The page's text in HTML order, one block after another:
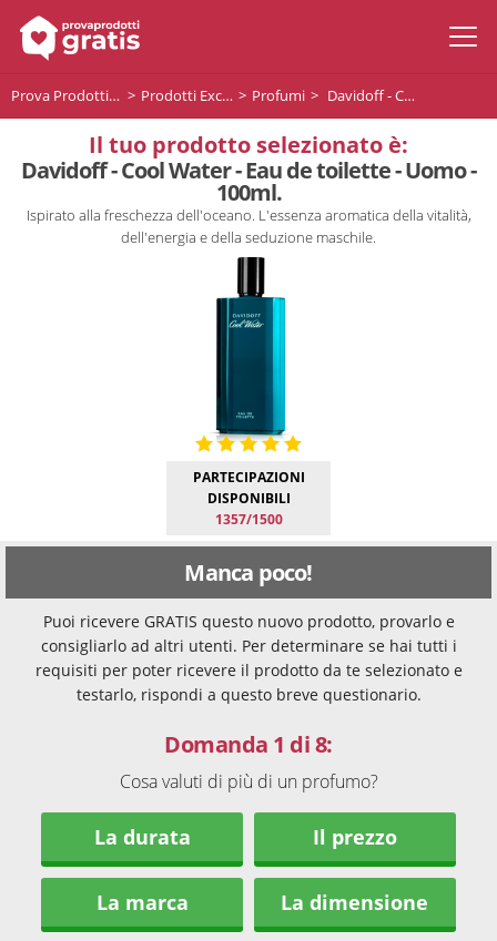
Prova Prodotti Gratis Prodotti Exclusive Profumi Davidoff - Cool Water - Eau de toilette - Uomo - 100ml.
Il tuo prodotto selezionato è:
Davidoff - Cool Water - Eau de toilette - Uomo -
100ml.
Ispirato alla freschezza dell'oceano. L'essenza aromatica della vitalità,
dell'energia e della seduzione maschile.
PARTECIPAZIONI
DISPONIBILI
1357/1500
Manca poco!
Puoi ricevere GRATIS questo nuovo prodotto, provarlo e
consigliarlo ad altri utenti. Per determinare se hai tutti i
requisiti per poter ricevere il prodotto da te selezionato e
testarlo, rispondi a questo breve questionario.
Domanda 1 di 8:
Cosa valuti di più di un profumo?
La durata Il prezzo
La marca La dimensione